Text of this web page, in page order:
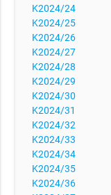
K2024/24
K2024/25
K2024/26
K2024/27
K2024/28
K2024/29
K2024/30
K2024/31
K2024/32
K2024/33
K2024/34
K2024/35
K2024/36